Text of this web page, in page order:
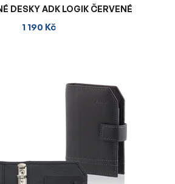
DESKY ADK LOGIK ČERVENÉ
1 190 Kč